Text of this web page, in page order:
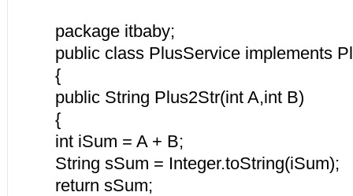
package itbaby;
public class PlusService implements
{
public String Plus2Str(int A,int B)
{
int iSum = A + B;
String sSum = Integer.toString(iSum);
return sSum;